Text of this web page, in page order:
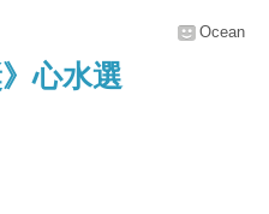
Ocean
心水選